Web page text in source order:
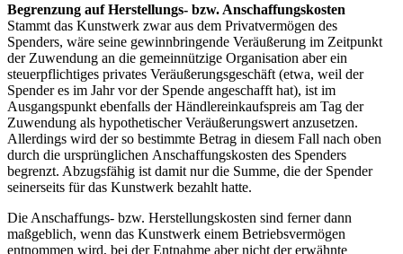
Begrenzung auf Herstellungs- bzw. Anschaffungskosten
Stammt das Kunstwerk zwar aus dem Privatvermögen des
Spenders, wäre seine gewinnbringende Veräußerung im Zeitpunkt
der Zuwendung an die gemeinnützige Organisation aber ein
steuerpflichtiges privates Veräußerungsgeschäft (etwa, weil der
Spender es im Jahr vor der Spende angeschafft hat), ist im
Ausgangspunkt ebenfalls der Händlereinkaufspreis am Tag der
Zuwendung als hypothetischer Veräußerungswert anzusetzen.
Allerdings wird der so bestimmte Betrag in diesem Fall nach oben
durch die ursprünglichen Anschaffungskosten des Spenders
begrenzt. Abzugsfähig ist damit nur die Summe, die der Spender
seinerseits für das Kunstwerk bezahlt hatte.
Die Anschaffungs- bzw. Herstellungskosten sind ferner dann
maßgeblich, wenn das Kunstwerk einem Betriebsvermögen
entnommen wird, bei der Entnahme aber nicht der erwähnte